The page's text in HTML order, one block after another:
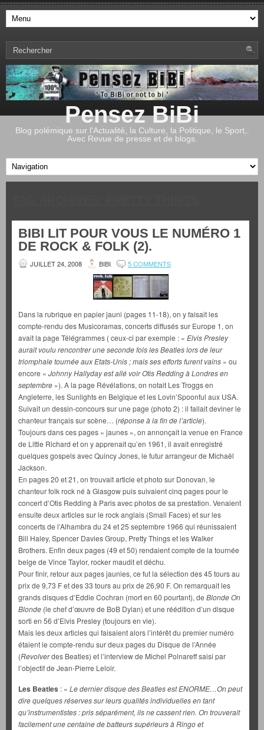
Pensez BiBi
Blog polémique sur l'Actualité, la Culture, la Politique, le Sport,.
Avec Revue de presse et de blogs.
BIBI LIT POUR VOUS LE NUMÉRO 1
DE ROCK & FOLK (2).
JUILLET 24, 2008 BIBI 5 COMMENTS
Dans la rubrique en papier jauni (pages 11-18), on y faisait les
compte-rendu des Musicoramas, concerts diffusés sur Europe 1, on
avait la page Télégrammes ( ceux-ci par exemple : « Elvis Presley
aurait voulu rencontrer une seconde fois les Beatles lors de leur
triomphale tournée aux Etats-Unis ; mais ses efforts furent vains » ou
encore « Johnny Hallyday est allé voir Otis Redding à Londres en
septembre »). A la page Révélations, on notait Les Troggs en
Angleterre, les Sunlights en Belgique et les Lovin’Spoonful aux USA.
Suivait un dessin-concours sur une page (photo 2) : il fallait deviner le
chanteur français sur scène… (réponse à la fin de l’article).
Toujours dans ces pages « jaunes », on annonçait la venue en France
de Little Richard et on y apprenait qu’en 1961, il avait enregistré
quelques gospels avec Quincy Jones, le futur arrangeur de Michaël
Jackson.
En pages 20 et 21, on trouvait article et photo sur Donovan, le
chanteur folk rock né à Glasgow puis suivaient cinq pages pour le
concert d’Otis Redding à Paris avec photos de sa prestation. Venaient
ensuite deux articles sur le rock anglais (Small Faces) et sur les
concerts de l’Alhambra du 24 et 25 septembre 1966 qui réunissaient
Bill Haley, Spencer Davies Group, Pretty Things et les Walker
Brothers. Enfin deux pages (49 et 50) rendaient compte de la tournée
belge de Vince Taylor, rocker maudit et déchu.
Pour finir, retour aux pages jaunies, ce fut la sélection des 45 tours au
prix de 9,73 F et des 33 tours au prix de 26,90 F. On remarquait les
grands disques d’Eddie Cochran (mort en 60 pourtant), de Blonde On
Blonde (le chef d’œuvre de BoB Dylan) et une réédition d’un disque
sorti en 56 d’Elvis Presley (toujours en vie).
Mais les deux articles qui faisaient alors l’intérêt du premier numéro
étaient le compte-rendu sur deux pages du Disque de l’Année
(Revolverdes Beatles) et l’interview de Michel Polnareff saisi par
l’objectif de Jean-Pierre Leloir.
Les Beatles : « Le dernier disque des Beatles est ENORME…On peut
dire quelques réserves sur leurs qualités individuelles en tant
qu’instrumentistes : pris séparément, ils ne cassent rien. On trouverait
facilement une centaine de batteurs supérieurs à Ringo et